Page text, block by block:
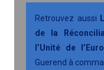
Retrouvez aussi
de la
l’Unité de
Guerend à